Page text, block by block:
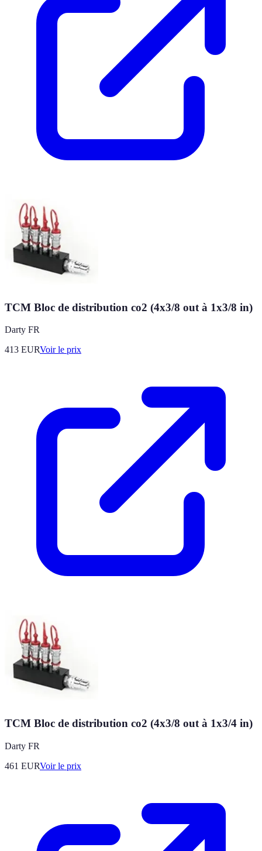
TCM Bloc de distribution co2 (4x3/8 out à 1x3/8 in)
Darty FR
413 EURVoir le prix
TCM Bloc de distribution co2 (4x3/8 out à 1x3/4 in)
Darty FR
461 EURVoir le prix